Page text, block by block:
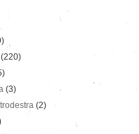
(220)
(3)
(2)